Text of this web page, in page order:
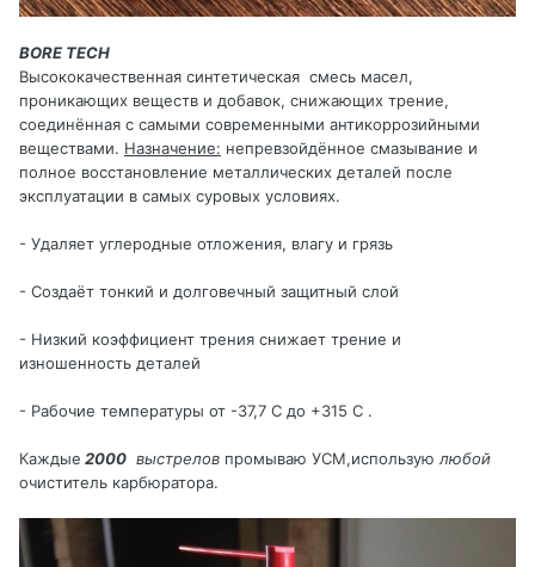
BORE TECH
Высококачественная синтетическая смесь масел,
проникающих веществ и добавок, снижающих трение,
соединённая с самыми современными антикоррозийными
веществами. Назначение: непревзойдённое смазывание и
полное восстановление металлических деталей после
эксплуатации в самых суровых условиях.
- Удаляет углеродные отложения, влагу и грязь
- Создаёт тонкий и долговечный защитный слой
- Низкий коэффициент трения снижает трение и
изношенность деталей
- Рабочие температуры от -37,7 С до +315 С .
Каждые 2000 выстрелов промываю УСМ,используюлюбой
очиститель карбюратора.